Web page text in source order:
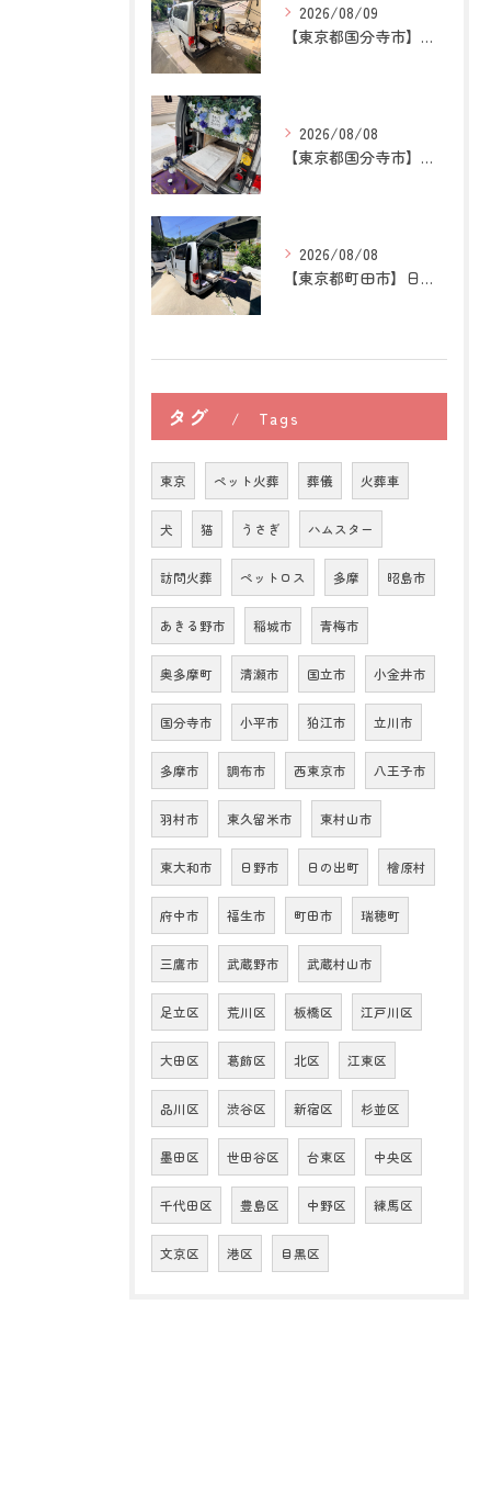
2026/08/09
【東京都国分寺市】猫の訪問ペット火葬｜煙や遺骨への不安を残さ...
2026/08/08
【東京都国分寺市】うさぎの訪問ペット火葬｜牧草を替える時間が...
2026/08/08
【東京都町田市】日本スピッツの訪問ペット火葬｜愛犬との穏やか...
タグ Tags
東京 ペット火葬 葬儀 火葬車
犬 猫 うさぎ ハムスター
訪問火葬 ペットロス 多摩 昭島市
あきる野市 稲城市 青梅市
奥多摩町 清瀬市 国立市 小金井市
国分寺市 小平市 狛江市 立川市
多摩市 調布市 西東京市 八王子市
羽村市 東久留米市 東村山市
東大和市 日野市 日の出町 檜原村
府中市 福生市 町田市 瑞穂町
三鷹市 武蔵野市 武蔵村山市
足立区 荒川区 板橋区 江戸川区
大田区 葛飾区 北区 江東区
品川区 渋谷区 新宿区 杉並区
墨田区 世田谷区 台東区 中央区
千代田区 豊島区 中野区 練馬区
文京区 港区 目黒区